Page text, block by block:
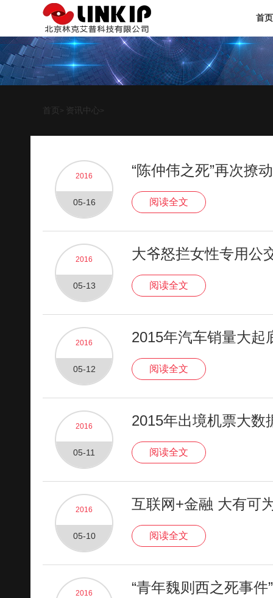
首页
首页 > 资讯中心 >
2016
05-16
“陈仲伟之死”再次撩
阅读全文
2016
05-13
大爷怒拦女性专用公
阅读全文
2016
05-12
2015年汽车销量大起
阅读全文
2016
05-11
2015年出境机票大数
阅读全文
2016
05-10
互联网+金融 大有可
阅读全文
2016 “青年魏则西之死事件